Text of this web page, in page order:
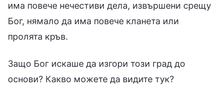
има повече нечестиви дела, извършени срещу
Бог, нямало да има повече кланета или
пролята кръв.
Защо Бог искаше да изгори този град до
основи? Какво можете да видите тук?